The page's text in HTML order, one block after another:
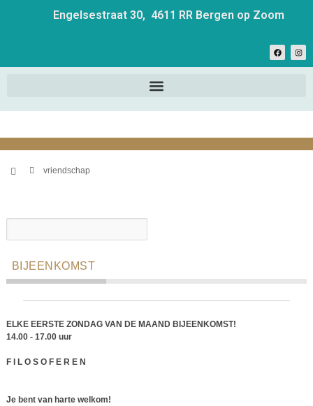
Engelsestraat 30, 4611 RR Bergen op Zoom
vriendschap
BIJEENKOMST
ELKE EERSTE ZONDAG VAN DE MAAND BIJEENKOMST!
14.00 - 17.00 uur
F I L O S O F E R E N
Je bent van harte welkom!